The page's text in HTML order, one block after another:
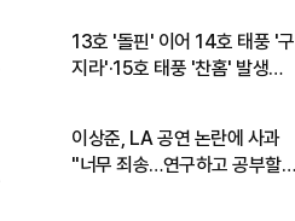
13호 '돌핀' 이어 14호 태풍 '구
지라'·15호 태풍 '찬홈' 발생…
이상준, LA 공연 논란에 사과
"너무 죄송…연구하고 공부할